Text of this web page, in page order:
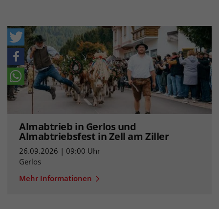
Almabtrieb in Gerlos und
Almabtriebsfest in Zell am Ziller
26.09.2026 | 09:00 Uhr
Gerlos
Mehr Informationen